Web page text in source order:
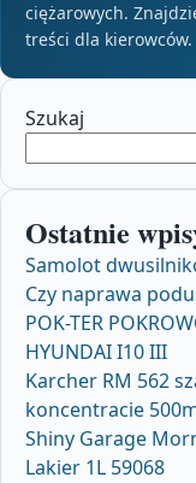
ciężarowych.
treści dla kierowców.
Szukaj
Ostatnie
Samolot
Czy naprawa
POK-TER
HYUNDAI I10 III
Karcher RM 562
koncentracie
Shiny Garage
Lakier 1L 59068